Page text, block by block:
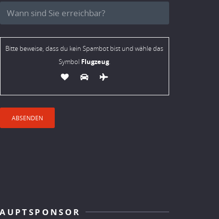
Bitte beweise, dass du kein Spambot bist und wähle das
Symbol Flugzeug.